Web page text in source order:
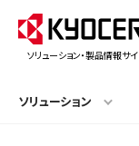
ソリューション・製品情報サ
ソリューション